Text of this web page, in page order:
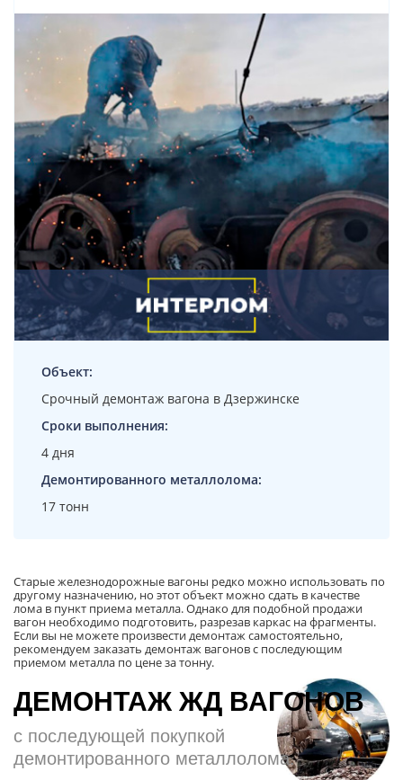
Объект:
Срочный демонтаж вагона в Дзержинске
Сроки выполнения:
4 дня
Демонтированного металлолома:
17 тонн
Старые железнодорожные вагоны редко можно использовать по
другому назначению, но этот объект можно сдать в качестве
лома в пункт приема металла. Однако для подобной продажи
вагон необходимо подготовить, разрезав каркас на фрагменты.
Если вы не можете произвести демонтаж самостоятельно,
рекомендуем заказать демонтаж вагонов с последующим
приемом металла по цене за тонну.
ДЕМОНТАЖ ЖД ВАГОНОВ
с последующей покупкой
демонтированного металлолома.